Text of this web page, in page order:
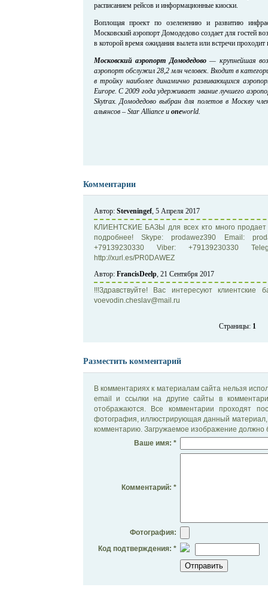
расписанием рейсов и информационные киоски.
Воплощая проект по озеленению и развитию
Московский аэропорт Домодедово создает для гостей
в которой время ожидания вылета или встречи проходит
Московский аэропорт Домодедово— крупнейшая
аэропорт обслужил 28,2 млн человек. Входит в
в тройку наиболее динамично развивающихся
Europe. С 2009 года удерживает звание лучшего
Skytrax. Домодедово выбран для полетов в Москву
альянсов – Star Alliance иoneworld.
Комментарии
Автор: Steveningef, 5 Апреля 2017
КЛИЕНТСКИЕ БАЗЫ для всех кто много
подробнее! Skype: prodawez390 Email:
+79139230330 Viber: +79139230330
http://xurl.es/PR0DAWEZ
Автор: FrancisDeelp, 21 Сентября 2017
!!!Здравствуйте! Вас интересуют
voevodin.cheslav@mail.ru
Страницы: 1
Разместить комментарий
В комментариях к материалам сайта нельзя
email и ссылки на другие сайты в
отображаются. Все комментарии проходят
фотография, иллюстрирующая данный материал,
комментарию. Загружаемое изображение должно
Ваше имя: *
Комментарий: *
Фотография:
Код подтверждения: *